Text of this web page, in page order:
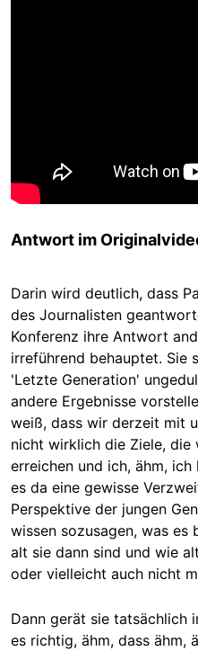
Antwort im
Darin wird deutlich, dass
des Journalisten
Konferenz ihre Antwort
irreführend behauptet. Sie
'Letzte Generation'
andere Ergebnisse
weiß, dass wir derzeit mit
nicht wirklich die Ziele, die
erreichen und ich, ähm,
es da eine gewisse
Perspektive der jungen
wissen sozusagen, was
alt sie dann sind und wie
oder vielleicht auch nicht
Dann gerät sie tatsächlich
es richtig, ähm, dass ähm,